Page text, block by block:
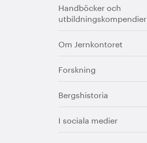
Handböcker och
utbildningskompendier
Om Jernkontoret
Forskning
Bergshistoria
I sociala medier